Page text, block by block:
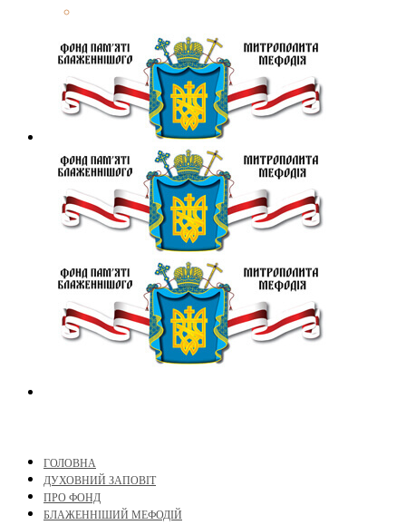
ГОЛОВНА
ДУХОВНИЙ ЗАПОВІТ
ПРО ФОНД
БЛАЖЕННІШИЙ МЕФОДІЙ